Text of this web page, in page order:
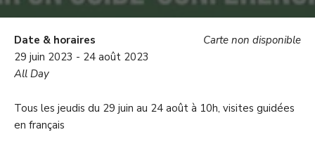
Carte non disponible
Date & horaires
29 juin 2023 - 24 août 2023
All Day
Tous les jeudis du 29 juin au 24 août à 10h, visites guidées
en français